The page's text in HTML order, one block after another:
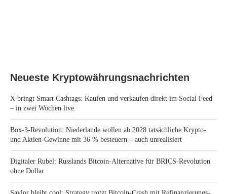
Neueste Kryptowährungsnachrichten
X bringt Smart Cashtags: Kaufen und verkaufen direkt im Social Feed
– in zwei Wochen live
Box-3-Revolution: Niederlande wollen ab 2028 tatsächliche Krypto-
und Aktien-Gewinne mit 36 % besteuern – auch unrealisiert
Digitaler Rubel: Russlands Bitcoin-Alternative für BRICS-Revolution
ohne Dollar